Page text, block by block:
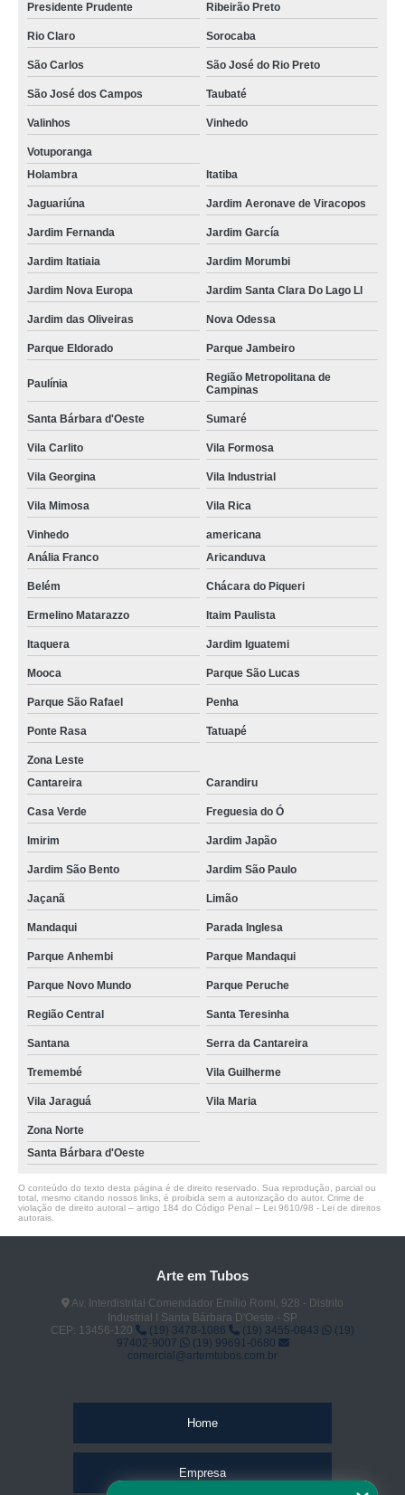
Presidente Prudente Ribeirão Preto
Rio Claro Sorocaba
São Carlos São José do Rio Preto
São José dos Campos Taubaté
Valinhos Vinhedo
Votuporanga
Holambra
Itatiba
Jaguariúna Jardim Aeronave de Viracopos
Jardim Fernanda Jardim García
Jardim Itatiaia Jardim Morumbi
Jardim Nova Europa Jardim Santa Clara Do Lago Ll
Jardim das Oliveiras Nova Odessa
Parque Eldorado Parque Jambeiro
Paulínia
Região Metropolitana de
Campinas
Santa Bárbara d'Oeste Sumaré
Vila Carlito Vila Formosa
Vila Georgina Vila Industrial
Vila Mimosa Vila Rica
Vinhedo
americana
Anália Franco
Aricanduva
Belém Chácara do Piqueri
Ermelino Matarazzo Itaim Paulista
Itaquera Jardim Iguatemi
Mooca Parque São Lucas
Parque São Rafael Penha
Ponte Rasa Tatuapé
Zona Leste
Cantareira
Carandiru
Casa Verde Freguesia do Ó
Imirim Jardim Japão
Jardim São Bento Jardim São Paulo
Jaçanã Limão
Mandaqui Parada Inglesa
Parque Anhembi Parque Mandaqui
Parque Novo Mundo Parque Peruche
Região Central Santa Teresinha
Santana Serra da Cantareira
Tremembé Vila Guilherme
Vila Jaraguá Vila Maria
Zona Norte
Santa Bárbara d'Oeste
O conteúdo do texto desta página é de direito reservado. Sua reprodução, parcial ou
total, mesmo citando nossos links, é proibida sem a autorização do autor. Crime de
violação de direito autoral – artigo 184 do Código Penal – Lei 9610/98 - Lei de direitos
autorais
Arte em Tubos
Av. Interdistrital Comendador Emílio Romi, 928 - Distrito
Industrial I Santa Bárbara D'Oeste - SP
CEP: 13456-120
(19) 3478-1086 (19) 3455-0843
(19)
97402-9007
(19) 99691-0680
comercial@artemtubos.com.br
Home
Empresa